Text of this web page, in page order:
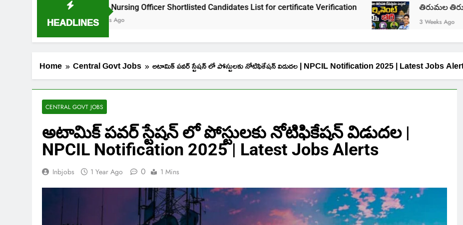
HEADLINES
NIMS Nursing Officer Shortlisted Candidates List for certificate Verification
2 Weeks Ago
తిరుమల తిరుపతి దేవస్థానం
3 Weeks Ago
Home Central Govt Jobs అటామిక్ పవర్ స్టేషన్ లో పోస్టులకు నోటిఫికేషన్ విడుదల | NPCIL Notification 2025 | Latest Jobs
CENTRAL GOVT JOBS
అటామిక్ పవర్ స్టేషన్ లో పోస్టులకు నోటిఫికేషన్ విడుదల |
NPCIL Notification 2025 | Latest Jobs Alerts
Inbjobs 1 Year Ago 0 1 Mins